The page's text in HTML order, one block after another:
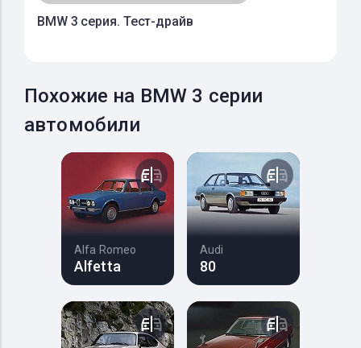
BMW 3 серия. Тест-драйв
Похожие на BMW 3 серии
автомобили
Alfa Romeo
Alfetta
Audi
80